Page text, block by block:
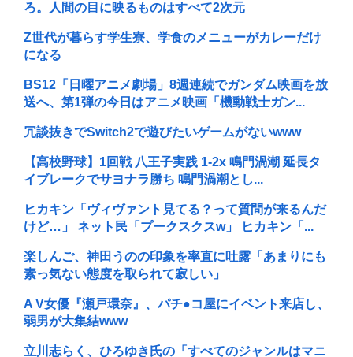
ろ。人間の目に映るものはすべて2次元
Z世代が暮らす学生寮、学食のメニューがカレーだけ
になる
BS12「日曜アニメ劇場」8週連続でガンダム映画を放
送へ、第1弾の今日はアニメ映画「機動戦士ガン...
冗談抜きでSwitch2で遊びたいゲームがないwww
【高校野球】1回戦 八王子実践 1-2x 鳴門渦潮 延長タ
イブレークでサヨナラ勝ち 鳴門渦潮とし...
ヒカキン「ヴィヴァント見てる？って質問が来るんだ
けど…」 ネット民「プークスクスw」 ヒカキン「...
楽しんご、神田うのの印象を率直に吐露「あまりにも
素っ気ない態度を取られて寂しい」
A V女優『瀬戸環奈』、パチ●コ屋にイベント来店し、
弱男が大集結www
立川志らく、ひろゆき氏の「すべてのジャンルはマニ